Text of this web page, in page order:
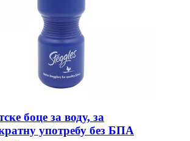
боце за воду, за
употребу без БПА